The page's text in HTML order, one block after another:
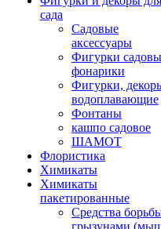
сада
Садовые
аксессуары
Фигурки
фонарики
Фигурки,
водоплавающие
Фонтаны
кашпо садовое
ШАМОТ
Флористика
Химикаты
Химикаты
пакетированные
Средства
грызунами